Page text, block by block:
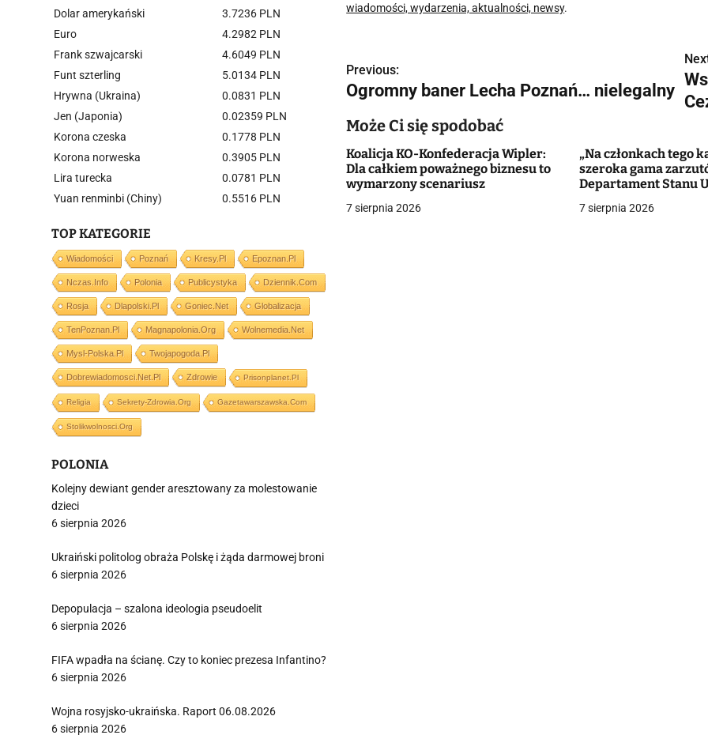
wiadomości, wydarzenia, aktualności, newsy.
N
a
w
i
g
a
Previous:
Ogromny baner Lecha Poznań… nielegalny
Może Ci się spodobać
Koalicja KO-Konfederacja Wipler:
Dla całkiem poważnego biznesu to
wymarzony scenariusz
7 sierpnia 2026
„Na członkach tego
szeroka gama
Departament Stanu
dolarów za pomoc
7 sierpnia 2026
Dolar amerykański
3.7236 PLN
Euro
4.2982 PLN
Frank szwajcarski
4.6049 PLN
Funt szterling
5.0134 PLN
Hrywna (Ukraina)
0.0831 PLN
Jen (Japonia)
0.02359 PLN
Korona czeska
0.1778 PLN
Korona norweska
0.3905 PLN
Lira turecka
0.0781 PLN
Yuan renminbi (Chiny)
0.5516 PLN
TOP KATEGORIE
Wiadomości Poznań Kresy.pl Epoznan.pl
Nczas.info Polonia Publicystyka Dziennik.com
Rosja Dlapolski.pl Goniec.net Globalizacja
TenPoznan.pl Magnapolonia.org Wolnemedia.net
Mysl-Polska.pl Twojapogoda.pl
Dobrewiadomosci.net.pl Zdrowie Prisonplanet.pl
Religia Sekrety-Zdrowia.org Gazetawarszawska.com
Stolikwolnosci.org
POLONIA
Kolejny dewiant gender aresztowany za molestowanie
dzieci
6 sierpnia 2026
Ukraiński politolog obraża Polskę i żąda darmowej broni
6 sierpnia 2026
Depopulacja – szalona ideologia pseudoelit
6 sierpnia 2026
FIFA wpadła na ścianę. Czy to koniec prezesa Infantino?
6 sierpnia 2026
Wojna rosyjsko-ukraińska. Raport 06.08.2026
6 sierpnia 2026